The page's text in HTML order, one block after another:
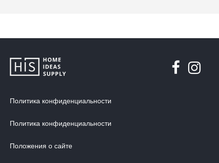
Политика конфиденциальности
Политика конфиденциальности
Положения о сайте